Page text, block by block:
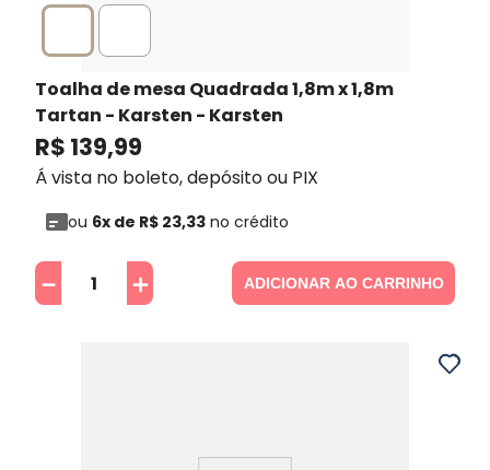
Toalha de mesa Quadrada 1,8m x 1,8m
Tartan - Karsten - Karsten
R$ 139,99
Á vista no boleto, depósito ou PIX
ou 6x de R$ 23,33 no crédito
＋
－ ADICIONAR AO CARRINHO